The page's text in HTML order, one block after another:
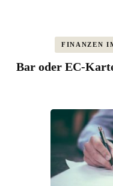
FINANZEN
Bar oder EC-